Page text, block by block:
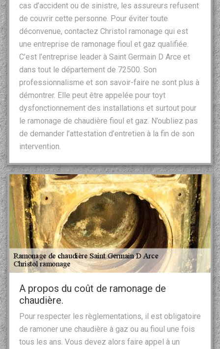
cas d’accident ou de sinistre, les assureurs refusent
de couvrir cette personne. Pour éviter toute
déconvenue, contactez Christol ramonage qui est
une entreprise de ramonage fioul et gaz qualifiée.
C’est l’entreprise leader à Saint Germain D Arce et
dans tout le département de 72500. Son
professionnalisme et son savoir-faire ne sont plus à
démontrer. Elle peut être appelée pour toyt
dysfonctionnement des installations et surtout pour
le ramonage de chaudière fioul et gaz. N’oubliez pas
de demander l’attestation d’entretien à la fin de son
intervention.
A propos du coût de ramonage de
chaudière.
Pour respecter les règlementations, il est obligatoire
de ramoner une chaudière à gaz ou au fioul une fois
tous les ans. Vous devez alors faire appel à un